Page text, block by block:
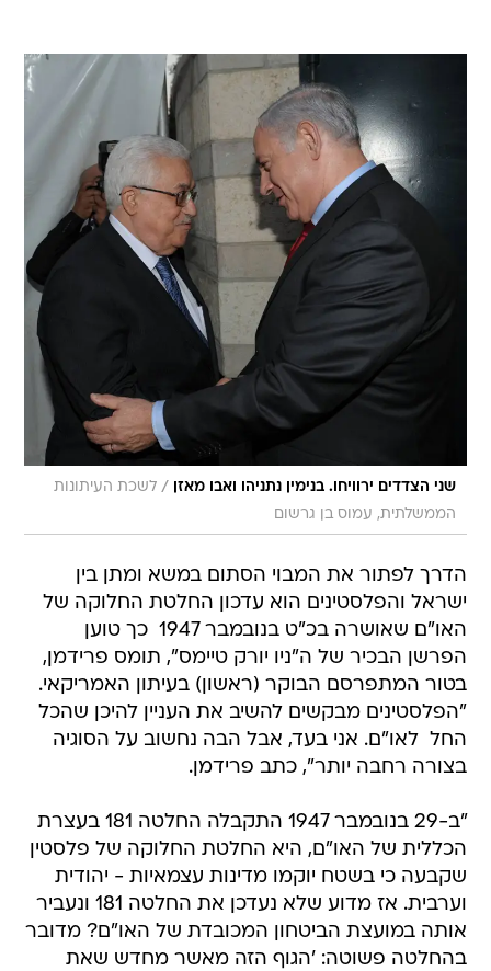
שני הצדדים ירוויחו. בנימין נתניהו ואבו מאזן / לשכת העיתונות
הממשלתית, עמוס בן גרשום
הדרך לפתור את המבוי הסתום במשא ומתן בין
ישראל והפלסטינים הוא עדכון החלטת החלוקה של
האו"ם שאושרה בכ"ט בנובמבר 1947  כך טוען
הפרשן הבכיר של ה"ניו יורק טיימס", תומס פרידמן,
בטור המתפרסם הבוקר (ראשון) בעיתון האמריקאי.
"הפלסטינים מבקשים להשיב את העניין להיכן שהכל
החל  לאו"ם. אני בעד, אבל הבה נחשוב על הסוגיה
בצורה רחבה יותר", כתב פרידמן.
"ב-29 בנובמבר 1947 התקבלה החלטה 181 בעצרת
הכללית של האו"ם, היא החלטת החלוקה של פלסטין
שקבעה כי בשטח יוקמו מדינות עצמאיות - יהודית
וערבית. אז מדוע שלא נעדכן את החלטה 181 ונעביר
אותה במועצת הביטחון המכובדת של האו"ם? מדובר
בהחלטה פשוטה: 'הגוף הזה מאשר מחדש שאת